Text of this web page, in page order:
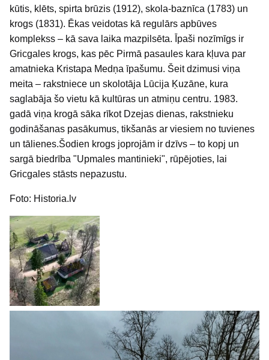
kūtis, klēts, spirta brūzis (1912), skola-baznīca (1783) un
krogs (1831). Ēkas veidotas kā regulārs apbūves
komplekss – kā sava laika mazpilsēta. Īpaši nozīmīgs ir
Gricgales krogs, kas pēc Pirmā pasaules kara kļuva par
amatnieka Kristapa Medņa īpašumu. Šeit dzimusi viņa
meita – rakstniece un skolotāja Lūcija Ķuzāne, kura
saglabāja šo vietu kā kultūras un atmiņu centru. 1983.
gadā viņa krogā sāka rīkot Dzejas dienas, rakstnieku
godināšanas pasākumus, tikšanās ar viesiem no tuvienes
un tālienes.Šodien krogs joprojām ir dzīvs – to kopj un
sargā biedrība "Upmales mantinieki", rūpējoties, lai
Gricgales stāsts nepazustu.
Foto: Historia.lv